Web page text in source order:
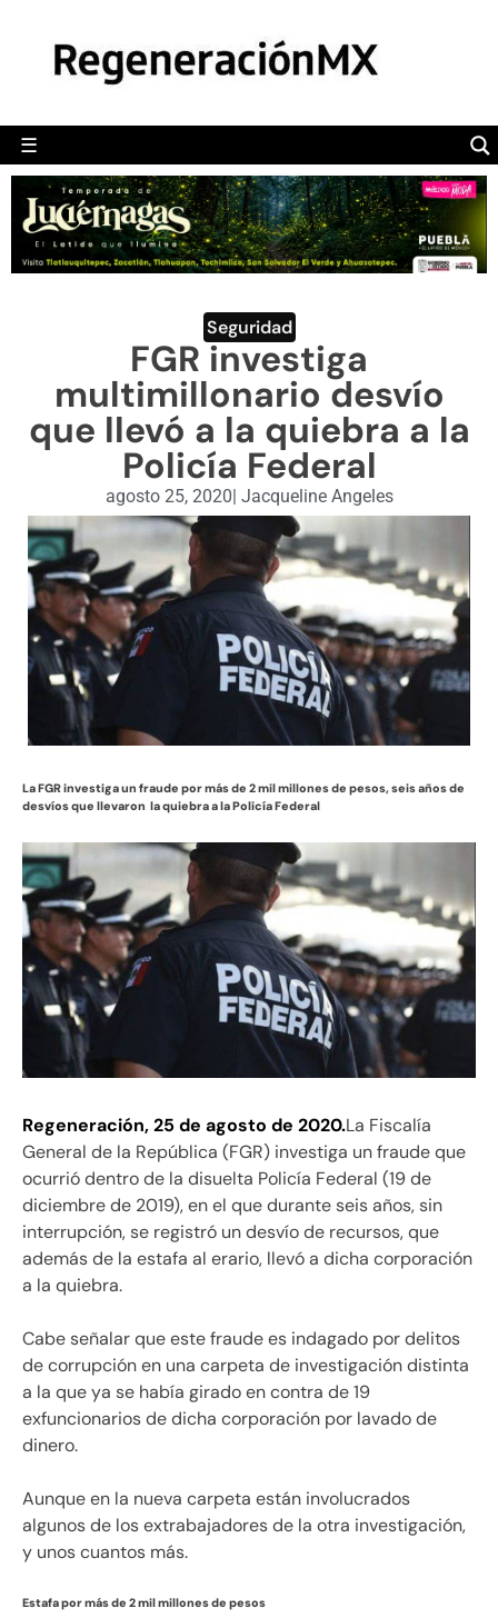
☰
POLÍTICA
CAMALEÓN
OPINIÓN
DEPORTES
ENGLISH SECTION
VIDEOS
Seguridad
FGR investiga
multimillonario desvío
que llevó a la quiebra a la
Policía Federal
agosto 25, 2020| Jacqueline Angeles
La FGR investiga un fraude por más de 2 mil millones de pesos, seis años de
desvíos que llevaron la quiebra a la Policía Federal
Regeneración, 25 de agosto de 2020.La Fiscalía
General de la República (FGR) investiga un fraude que
ocurrió dentro de la disuelta Policía Federal (19 de
diciembre de 2019), en el que durante seis años, sin
interrupción, se registró un desvío de recursos, que
además de la estafa al erario, llevó a dicha corporación
a la quiebra.
Cabe señalar que este fraude es indagado por delitos
de corrupción en una carpeta de investigación distinta
a la que ya se había girado en contra de 19
exfuncionarios de dicha corporación por lavado de
dinero.
Aunque en la nueva carpeta están involucrados
algunos de los extrabajadores de la otra investigación,
y unos cuantos más.
Estafa por más de 2 mil millones de pesos